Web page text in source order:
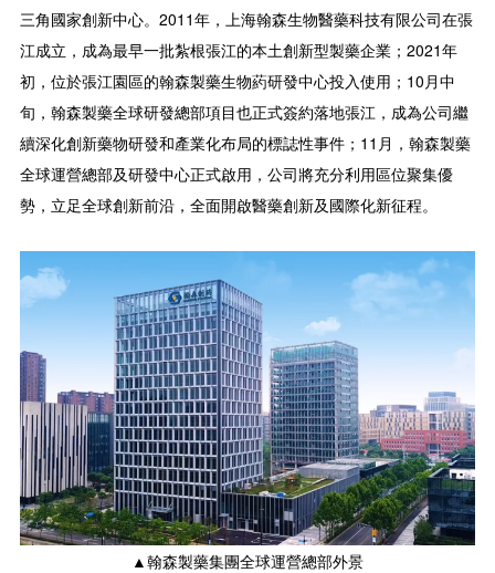
三角國家創新中心。2011年，上海翰森生物醫藥科技有限公司在張
江成立，成為最早一批紮根張江的本土創新型製藥企業；2021年
初，位於張江園區的翰森製藥生物葯研發中心投入使用；10月中
旬，翰森製藥全球研發總部項目也正式簽約落地張江，成為公司繼
續深化創新藥物研發和產業化布局的標誌性事件；11月，翰森製藥
全球運營總部及研發中心正式啟用，公司將充分利用區位聚集優
勢，立足全球創新前沿，全面開啟醫藥創新及國際化新征程。
▲翰森製藥集團全球運營總部外景